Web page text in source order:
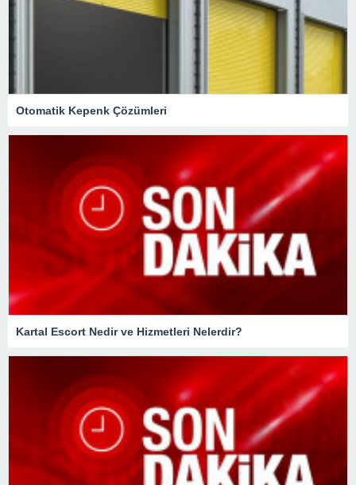
Otomatik Kepenk Çözümleri
Kartal Escort Nedir ve Hizmetleri Nelerdir?